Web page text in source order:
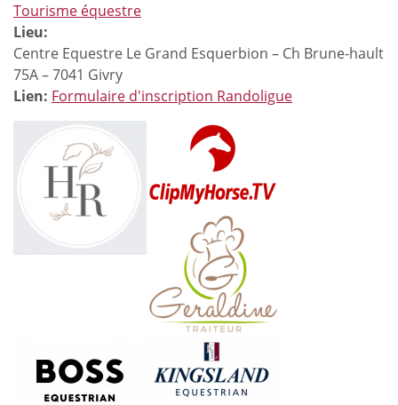
Tourisme équestre
Lieu:
Centre Equestre Le Grand Esquerbion – Ch Brune-hault
75A – 7041 Givry
Lien: Formulaire d'inscription Randoligue